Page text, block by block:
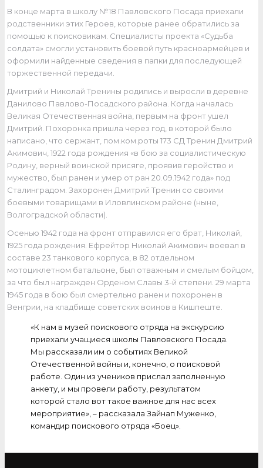
В конце марта в школу №18 Павловского Посада приехали
родственники этих Героев, которые ранее обратились за
помощью к поисковикам. Специалисты проекта «Судьба
солдата» смогли установить боевой путь красноармейцев и
оформили найденные сведения в папки для последующей
торжественной передачи.
Дмитрий и Николай Тренины родились и выросли в деревне
Данилово Павлово-Посадского района. Когда началась
Великая Отечественная война, первым на фронт ушел
Дмитрий. Похоронка пришла через год, в которой было
написано, что сержант, пом.ком.роты 173 СД Тренин Дмитрий
Акимович, 1922 года рождения «в бою за социалистическую
Родину, верный воинской присяге, проявив геройство и
мужество, был ранен и умер от ран 20.09.1942 года» под
Сталинградом. Захоронен Дмитрий Тренин со своими
боевыми товарищами в Иловлинском районе (ныне,
Волгоградской области).
Осенью 1942 года на фронт отправился его брат, Николай,
1925 года рождения. Ефрейтор Николай Акимович воевал в
составе 23 танкового корпуса, в 82 отдельном
мотоциклетном батальоне, был отважным и смелым бойцом,
за что был награжден Орденом Славы 3-й степени. 29 марта
1945 года в бою был смертельно ранен и похоронен в
Венгрии, на кладбище советских воинов в Кишпеште.
«К нам в музей поискового отряда на экскурсию
приехали учащиеся школы Павловского Посада.
Мы рассказали им о событиях Великой
Отечественной войны и, конечно, о поисковой
работе. Один из учеников прислал заполненную
анкету, и мы провели работу, результатом
которой стало вот такое важное для нас всех
мероприятие», – рассказала Зайнап Муженко,
командир поискового отряда «Боец».